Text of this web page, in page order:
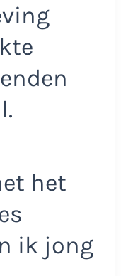
het
ik jong